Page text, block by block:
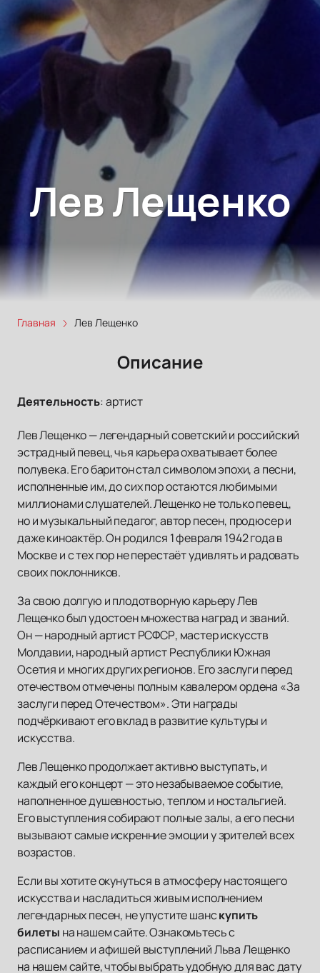
Лев Лещенко
Главная Лев Лещенко
Описание
Деятельность:артист
Лев Лещенко — легендарный советский и российский
эстрадный певец, чья карьера охватывает более
полувека. Его баритон стал символом эпохи, а песни,
исполненные им, до сих пор остаются любимыми
миллионами слушателей. Лещенко не только певец,
но и музыкальный педагог, автор песен, продюсер и
даже киноактёр. Он родился 1 февраля 1942 года в
Москве и с тех пор не перестаёт удивлять и радовать
своих поклонников.
За свою долгую и плодотворную карьеру Лев
Лещенко был удостоен множества наград и званий.
Он — народный артист РСФСР, мастер искусств
Молдавии, народный артист Республики Южная
Осетия и многих других регионов. Его заслуги перед
отечеством отмечены полным кавалером ордена «За
заслуги перед Отечеством». Эти награды
подчёркивают его вклад в развитие культуры и
искусства.
Лев Лещенко продолжает активно выступать, и
каждый его концерт — это незабываемое событие,
наполненное душевностью, теплом и ностальгией.
Его выступления собирают полные залы, а его песни
вызывают самые искренние эмоции у зрителей всех
возрастов.
Если вы хотите окунуться в атмосферу настоящего
искусства и насладиться живым исполнением
легендарных песен, не упустите шанскупить
билеты на нашем сайте. Ознакомьтесь с
расписанием и афишей выступлений Льва Лещенко
на нашем сайте, чтобы выбрать удобную для вас дату